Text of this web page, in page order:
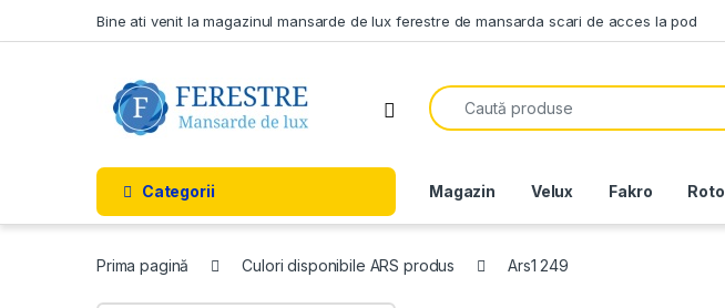
Bine ati venit la magazinul mansarde de lux ferestre de mansarda scari de acces la pod
Open
Search for:
Categorii Magazin Velux Fakro Roto
Prima pagină Culori disponibile ARS produs Ars1 249